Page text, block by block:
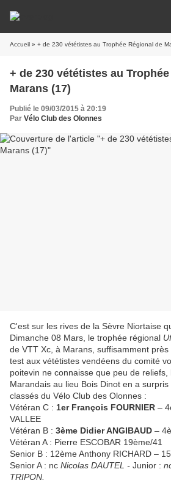
Accueil » + de 230 vététistes au Trophée Régional de
+ de 230 vététistes au
Marans (17)
Publié le 09/03/2015 à 20:19
Par Vélo Club des Olonnes
C'est sur les rives de la Sèvre Niortaise
Dimanche 08 Mars, le trophée régional
de VTT Xc, à Marans, suffisamment
test aux vététistes vendéens du comité
poitevin ne connaisse que peu de
Marandais au lieu Bois Dinot en a
classés du Vélo Club des Olonnes :
Vétéran C : 1er François FOURNIER –
VALLEE
Vétéran B : 3ème Didier ANGIBAUD –
Vétéran A : Pierre ESCOBAR 19ème/41
Senior B : 12ème Anthony RICHARD –
Senior A : nc Nicolas DAUTEL - Junior :
TRIPON.